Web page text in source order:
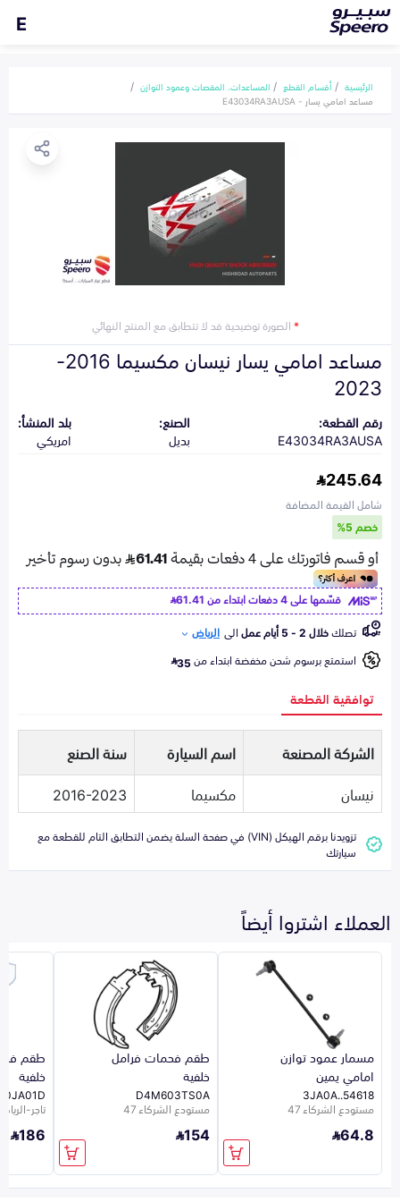
E
الرئيسية أقسام القطع
المساعدات، المقصات وعمود التوازن
مساعد امامي يسار - E43034RA3AUSA
*الصورة توضيحية قد لا تتطابق مع المنتج النهائي
مساعد امامي يسار نيسان مكسيما 2016-
2023
رقم القطعة:
E43034RA3AUSA
الصنع:
بديل
بلد المنشأ:
امريكي
245.64
شامل القيمة المضافة
خصم 5%
قسّمها على 4 دفعات ابتداء من
61.41
تصلكخلال 2 - 5 أيام عمل الى الرياض
استمتع برسوم شحن مخفضة ابتداء من35
توافقية القطعة
الشركة المصنعة اسم السيارة
سنة الصنع
نيسان
مكسيما 2016-2023
تزويدنا برقم الهيكل (VIN) في صفحة السلة يضمن التطابق التام للقطعة مع
سيارتك
العملاء اشتروا أيضاً
مسمار عمود توازن
امامي يمين
54618..3JA0A
مستودع الشركاء 47
64.8
طقم فحمات فرامل
خلفية
D4M603TS0A
مستودع الشركاء 47
154
طقم
خلفية
تاجر-الرياض-
186